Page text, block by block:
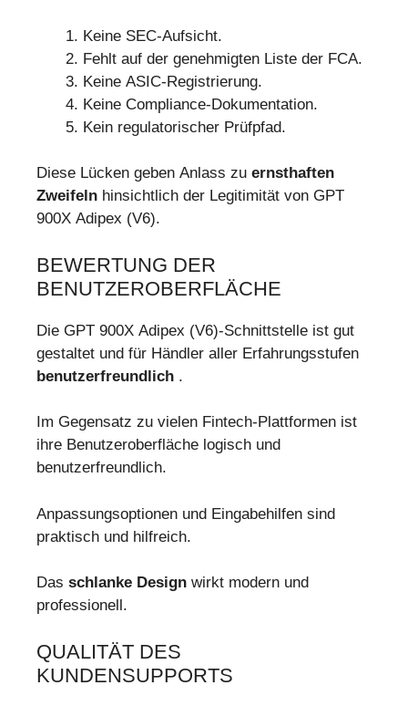
Keine SEC-Aufsicht.
Fehlt auf der genehmigten Liste der FCA.
Keine ASIC-Registrierung.
Keine Compliance-Dokumentation.
Kein regulatorischer Prüfpfad.
Diese Lücken geben Anlass zu ernsthaften
Zweifeln hinsichtlich der Legitimität von GPT
900X Adipex (V6).
BEWERTUNG DER
BENUTZEROBERFLÄCHE
Die GPT 900X Adipex (V6)-Schnittstelle ist gut
gestaltet und für Händler aller Erfahrungsstufen
benutzerfreundlich .
Im Gegensatz zu vielen Fintech-Plattformen ist
ihre Benutzeroberfläche logisch und
benutzerfreundlich.
Anpassungsoptionen und Eingabehilfen sind
praktisch und hilfreich.
Das schlanke Design wirkt modern und
professionell.
QUALITÄT DES
KUNDENSUPPORTS